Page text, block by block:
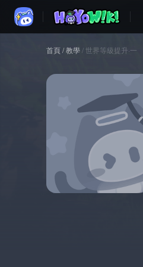
首頁/教學/世界等級提升·一